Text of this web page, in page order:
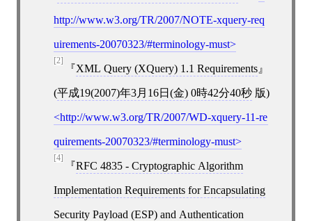
http://www.w3.org/TR/2007/NOTE-xquery-req
uirements-20070323/#terminology-must
[2]
XML Query (XQuery) 1.1 Requirements
(平成19(2007)年3月16日(金) 0時42分40秒版)
http://www.w3.org/TR/2007/WD-xquery-11-re
quirements-20070323/#terminology-must
[4]
RFC 4835 - Cryptographic Algorithm
Implementation Requirements for Encapsulating
Security Payload (ESP) and Authentication